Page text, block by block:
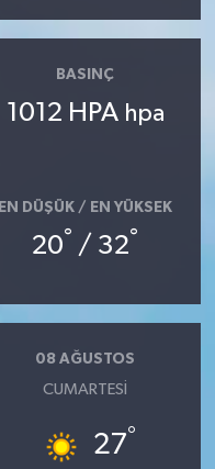
BASINÇ
1012 HPA hpa
EN DÜŞÜK / EN YÜKSEK
20° / 32°
08 AĞUSTOS
CUMARTESI
27°